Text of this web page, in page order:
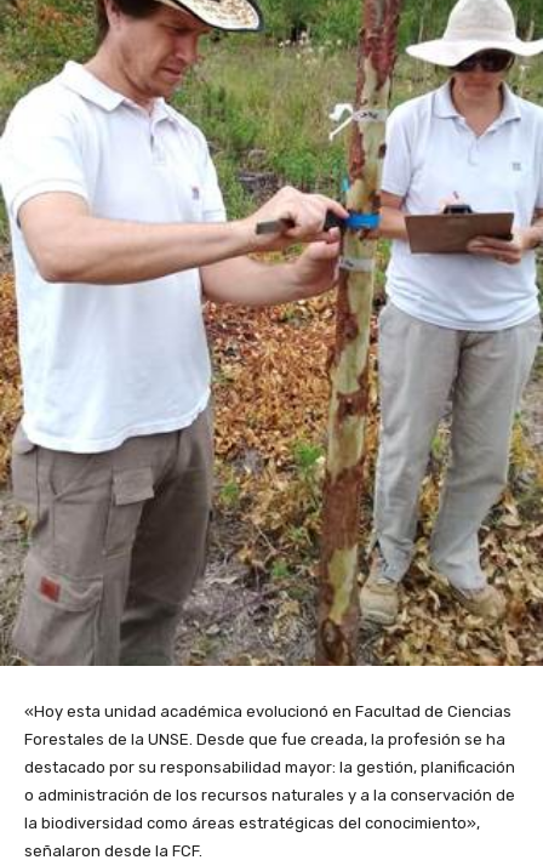
«Hoy esta unidad académica evolucionó en Facultad de Ciencias
Forestales de la UNSE. Desde que fue creada, la profesión se ha
destacado por su responsabilidad mayor: la gestión, planificación
o administración de los recursos naturales y a la conservación de
la biodiversidad como áreas estratégicas del conocimiento»,
señalaron desde la FCF.